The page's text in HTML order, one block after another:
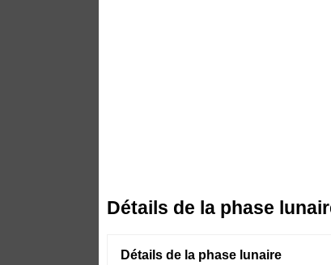
Détails de la phase
Détails de la phase lunaire